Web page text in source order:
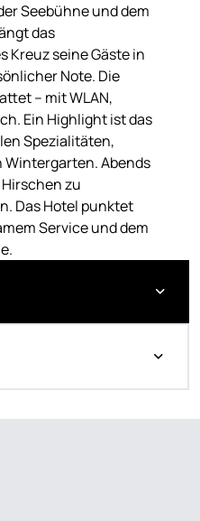
Seebühne und dem
das
Kreuz seine Gäste in
Note. Die
– mit WLAN,
Ein Highlight ist das
Spezialitäten,
Abends
zu
Das Hotel punktet
Service und dem